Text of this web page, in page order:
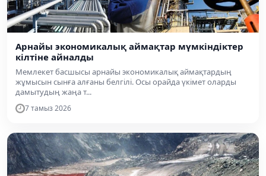
Арнайы экономикалық аймақтар мүмкіндіктер
кілтіне айналды
Мемлекет басшысы арнайы экономикалық аймақтардың
жұмысын сынға алғаны белгілі. Осы орайда үкімет оларды
дамытудың жаңа т...
7 тамыз 2026